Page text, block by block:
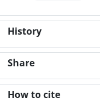
History
Share
How to cite